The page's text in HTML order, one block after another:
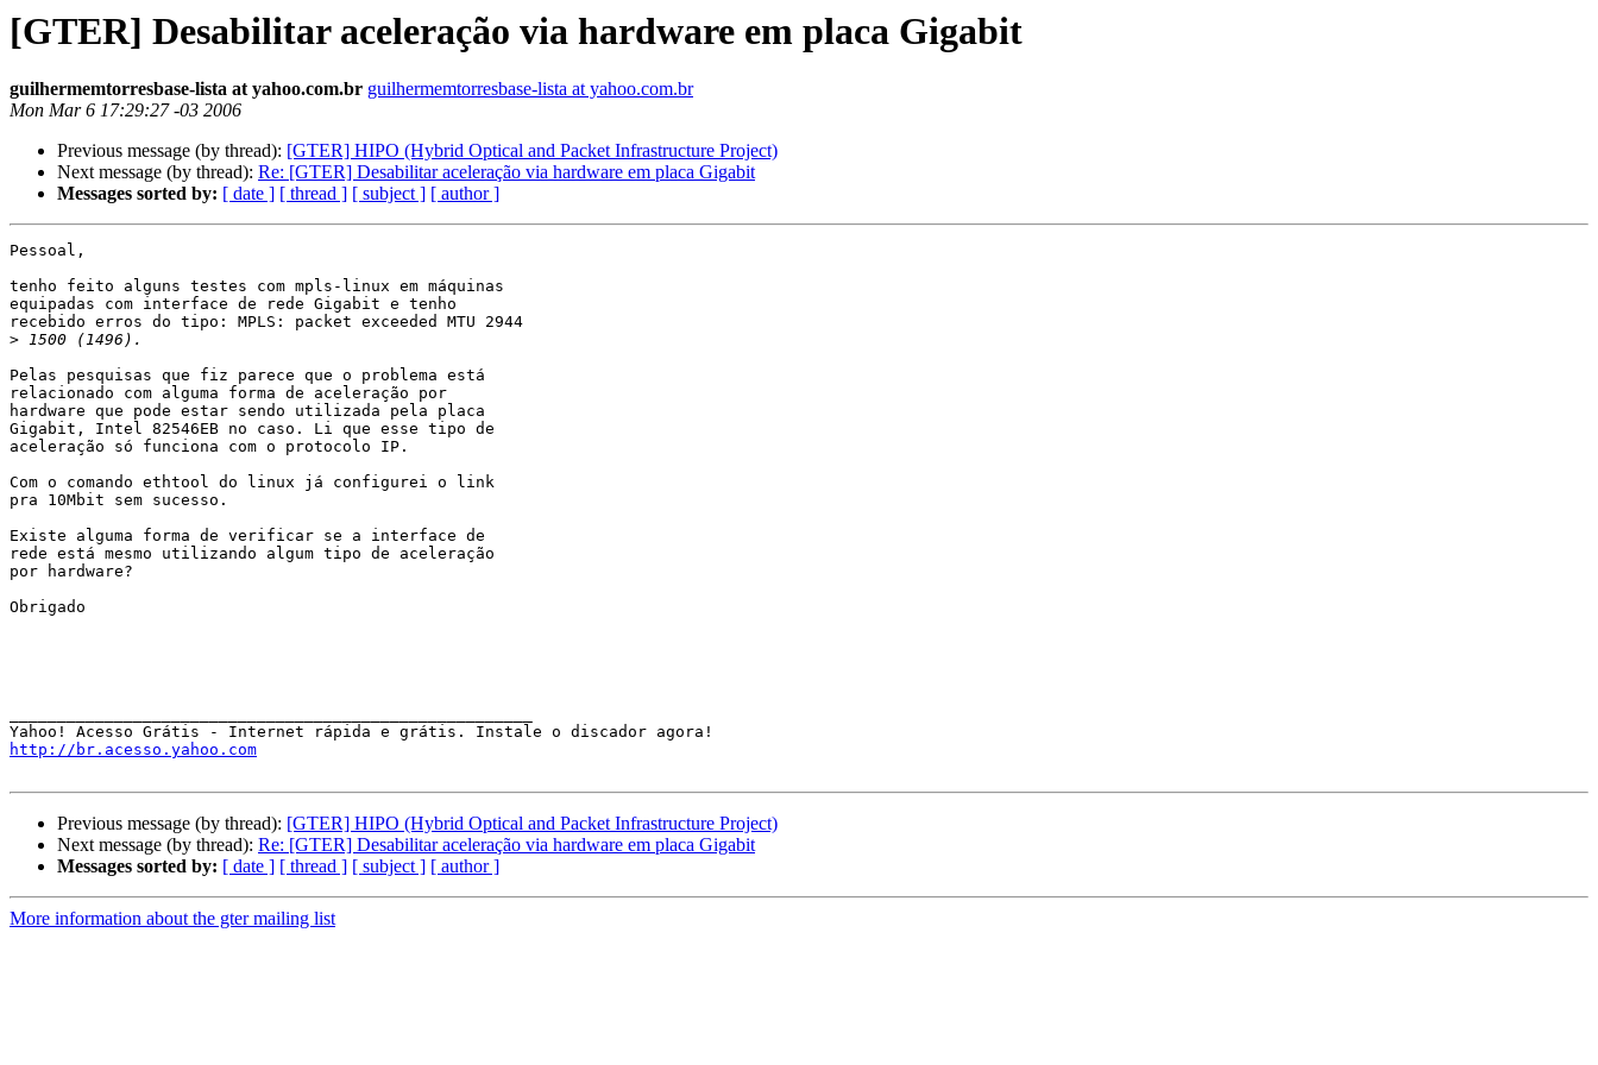
[GTER] Desabilitar aceleração via hardware em placa Gigabit
guilhermemtorresbase-lista at yahoo.com.br guilhermemtorresbase-lista at yahoo.com.br
Mon Mar 6 17:29:27 -03 2006
Previous message (by thread): [GTER] HIPO (Hybrid Optical and Packet Infrastructure Project)
Next message (by thread): Re: [GTER] Desabilitar aceleração via hardware em placa Gigabit
Messages sorted by: [ date ] [ thread ] [ subject ] [ author ]
Pessoal,
tenho feito alguns testes com mpls-linux em máquinas
equipadas com interface de rede Gigabit e tenho
recebido erros do tipo: MPLS: packet exceeded MTU 2944
>
Pelas pesquisas que fiz parece que o problema está
relacionado com alguma forma de aceleração por
hardware que pode estar sendo utilizada pela placa
Gigabit, Intel 82546EB no caso. Li que esse tipo de
aceleração só funciona com o protocolo IP.
Com o comando ethtool do linux já configurei o link
pra 10Mbit sem sucesso.
Existe alguma forma de verificar se a interface de
rede está mesmo utilizando algum tipo de aceleração
por hardware?
Obrigado
http://br.acesso.yahoo.com
Previous message (by thread): [GTER] HIPO (Hybrid Optical and Packet Infrastructure Project)
Next message (by thread): Re: [GTER] Desabilitar aceleração via hardware em placa Gigabit
Messages sorted by: [ date ] [ thread ] [ subject ] [ author ]
More information about the gter mailing list